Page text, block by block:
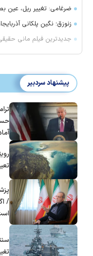
ضرغامی: تغییر ریل،
زنوزق؛ نگین پلکانی
جدیدترین فیلم مانی
پیشنهاد سردبیر
/